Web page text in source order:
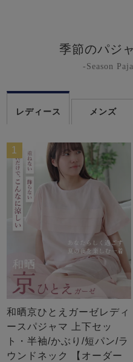
季節のパジ
-Season
レディース メンズ
1
和晒京ひとえガーゼレディ
ースパジャマ 上下セッ
ト・半袖/かぶり/短パン/ラ
ウンドネック 【オーダー